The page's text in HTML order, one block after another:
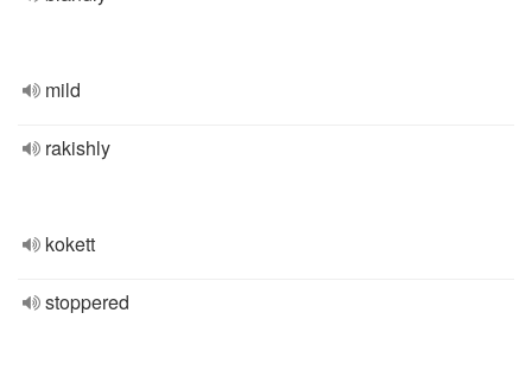
mild
rakishly
kokett
stoppered